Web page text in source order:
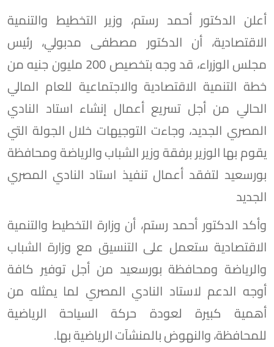
أعلن الدكتور أحمد رستم، وزير التخطيط والتنمية
الاقتصادية، أن الدكتور مصطفى مدبولي، رئيس
مجلس الوزراء، قد وجه بتخصيص 200 مليون جنيه من
خطة التنمية الاقتصادية والاجتماعية للعام المالي
الحالي من أجل تسريع أعمال إنشاء استاد النادي
المصري الجديد، وجاءت التوجيهات خلال الجولة التي
يقوم بها الوزير برفقة وزير الشباب والرياضة ومحافظة
بورسعيد لتفقد أعمال تنفيذ استاد النادي المصري
الجديد
وأكد الدكتور أحمد رستم، أن وزارة التخطيط والتنمية
الاقتصادية ستعمل على التنسيق مع وزارة الشباب
والرياضة ومحافظة بورسعيد من أجل توفير كافة
أوجه الدعم لاستاد النادي المصري لما يمثله من
أهمية كبيرة لعودة حركة السياحة الرياضية
للمحافظة، والنهوض بالمنشآت الرياضية بها.